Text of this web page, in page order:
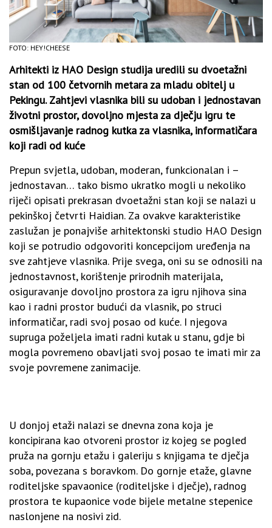
FOTO: HEY!CHEESE
Arhitekti iz HAO Design studija uredili su dvoetažni
stan od 100 četvornih metara za mladu obitelj u
Pekingu. Zahtjevi vlasnika bili su udoban i jednostavan
životni prostor, dovoljno mjesta za dječju igru te
osmišljavanje radnog kutka za vlasnika, informatičara
koji radi od kuće
Prepun svjetla, udoban, moderan, funkcionalan i –
jednostavan… tako bismo ukratko mogli u nekoliko
riječi opisati prekrasan dvoetažni stan koji se nalazi u
pekinškoj četvrti Haidian. Za ovakve karakteristike
zaslužan je ponajviše arhitektonski studio HAO Design
koji se potrudio odgovoriti koncepcijom uređenja na
sve zahtjeve vlasnika. Prije svega, oni su se odnosili na
jednostavnost, korištenje prirodnih materijala,
osiguravanje dovoljno prostora za igru njihova sina
kao i radni prostor budući da vlasnik, po struci
informatičar, radi svoj posao od kuće. I njegova
supruga poželjela imati radni kutak u stanu, gdje bi
mogla povremeno obavljati svoj posao te imati mir za
svoje povremene zanimacije.
U donjoj etaži nalazi se dnevna zona koja je
koncipirana kao otvoreni prostor iz kojeg se pogled
pruža na gornju etažu i galeriju s knjigama te dječja
soba, povezana s boravkom. Do gornje etaže, glavne
roditeljske spavaonice (roditeljske i dječje), radnog
prostora te kupaonice vode bijele metalne stepenice
naslonjene na nosivi zid.